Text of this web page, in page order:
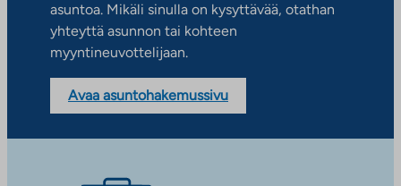
asuntoa. Mikäli sinulla on kysyttävää, otathan
yhteyttä asunnon tai kohteen
myyntineuvottelijaan.
Avaa asuntohakemussivu